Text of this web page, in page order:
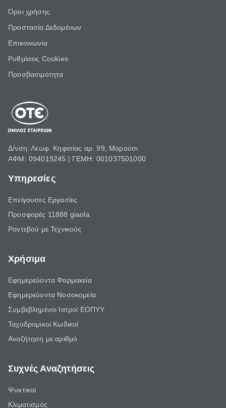
Όροι χρήσης
Προστασία Δεδομένων
Επικοινωνία
Ρυθμίσεις Cookies
Προσβασιμότητα
Δ/νση: Λεωφ. Κηφισίας αρ. 99, Μαρούσι
ΑΦΜ: 094019245 | ΓΕΜΗ: 001037501000
Υπηρεσίες
Επείγουσες Εργασίες
Προσφορές 11888 giaola
Ραντεβού με Τεχνικούς
Χρήσιμα
Εφημερεύοντα Φαρμακεία
Εφημερεύοντα Νοσοκομεία
Συμβεβλημένοι Ιατροί ΕΟΠΥΥ
Ταχυδρομικοί Κωδικοί
Αναζήτηση με αριθμό
Συχνές Αναζητήσεις
Ψυκτικοί
Κλιματισμός